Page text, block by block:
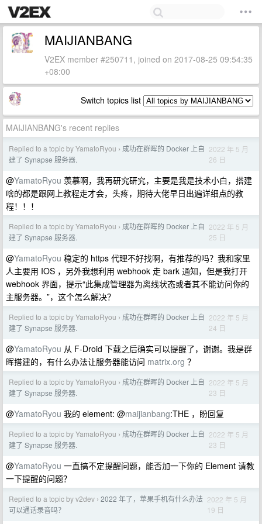
MAIJIANBANG
V2EX member #250711, joined on 2017-08-25 09:54:35
+08:00
Switch topics list
MAIJIANBANG's recent replies
Replied to a topic by YamatoRyou › 成功在群晖的 Docker 上自
建了 Synapse 服务器.
2022 年 5 月
26 日
@YamatoRyou 羡慕啊，我再研究研究，主要是我是技术小白，搭建
啥的都是跟网上教程走才会，头疼，期待大佬早日出遍详细点的教
程！！！
Replied to a topic by YamatoRyou › 成功在群晖的 Docker 上自
建了 Synapse 服务器.
2022 年 5 月
25 日
@YamatoRyou 稳定的 https 代理不好找啊，有推荐的吗？我和家里
人主要用 IOS ，另外我想利用 webhook 走 bark 通知，但是我打开
webhook 界面，提示“此集成管理器为离线状态或者其不能访问你的
主服务器。”，这个怎么解决？
Replied to a topic by YamatoRyou › 成功在群晖的 Docker 上自
建了 Synapse 服务器.
2022 年 5 月
24 日
@YamatoRyou 从 F-Droid 下载之后确实可以提醒了，谢谢。我是群
晖搭建的，有什么办法让服务器能访问 matrix.org ？
Replied to a topic by YamatoRyou › 成功在群晖的 Docker 上自
建了 Synapse 服务器.
2022 年 5 月
23 日
@YamatoRyou 我的 element: @maijianbang:THE ，盼回复
Replied to a topic by YamatoRyou › 成功在群晖的 Docker 上自
建了 Synapse 服务器.
2022 年 5 月
23 日
@YamatoRyou 一直搞不定提醒问题，能否加一下你的 Element 请教
一下提醒的问题？
Replied to a topic by v2dev › 2022 年了，苹果手机有什么办法
可以通话录音吗？
2022 年 5 月
19 日